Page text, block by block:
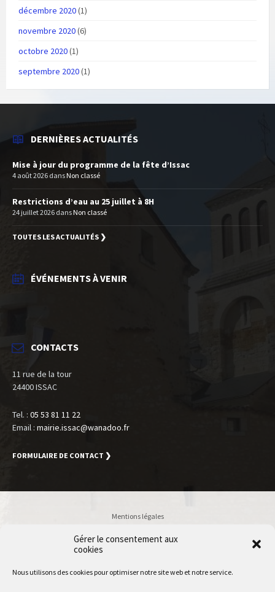
Gérer le consentement aux
cookies
Nous utilisons des cookies pour optimiser notre site web et notre service.
décembre 2020(1)
novembre 2020(6)
octobre 2020(1)
septembre 2020(1)
DERNIÈRES ACTUALITÉS
Mise à jour du programme de la fête d’Issac
4 août 2026 dansNon classé
Restrictions d’eau au 25 juillet à 8H
24 juillet 2026 dansNon classé
TOUTES LES ACTUALITÉS ❯
ÉVÉNEMENTS À VENIR
CONTACTS
11 rue de la tour
24400 ISSAC
Tel. : 05 53 81 11 22
Email : mairie.issac@wanadoo.fr
FORMULAIRE DE CONTACT ❯
Mentions légales